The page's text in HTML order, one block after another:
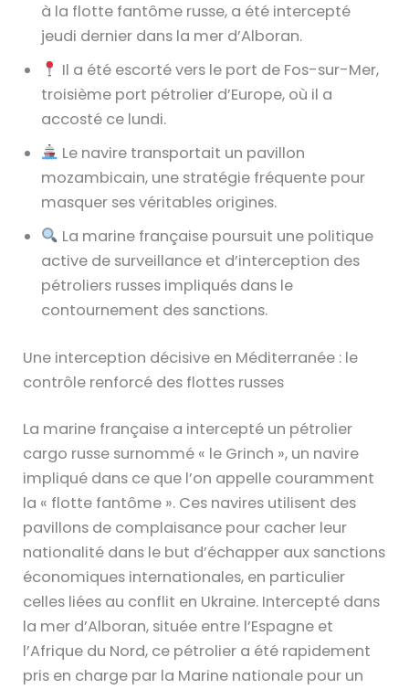
à la flotte fantôme russe, a été intercepté
jeudi dernier dans la mer d’Alboran.
Il a été escorté vers le port de Fos-sur-Mer,
troisième port pétrolier d’Europe, où il a
accosté ce lundi.
Le navire transportait un pavillon
mozambicain, une stratégie fréquente pour
masquer ses véritables origines.
La marine française poursuit une politique
active de surveillance et d’interception des
pétroliers russes impliqués dans le
contournement des sanctions.
Une interception décisive en Méditerranée : le
contrôle renforcé des flottes russes
La marine française a intercepté un pétrolier
cargo russe surnommé « le Grinch », un navire
impliqué dans ce que l’on appelle couramment
la « flotte fantôme ». Ces navires utilisent des
pavillons de complaisance pour cacher leur
nationalité dans le but d’échapper aux sanctions
économiques internationales, en particulier
celles liées au conflit en Ukraine. Intercepté dans
la mer d’Alboran, située entre l’Espagne et
l’Afrique du Nord, ce pétrolier a été rapidement
pris en charge par la Marine nationale pour un